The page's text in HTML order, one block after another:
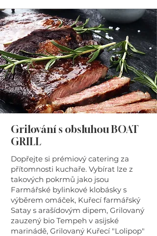
Grilování s obsluhou BOAT
GRILL
Dopřejte si prémiový catering za
přítomnosti kuchaře. Vybírat lze z
takových pokrmů jako jsou
Farmářské bylinkové klobásky s
výběrem omáček, Kuřecí farmářský
Satay s arašídovým dipem, Grilovaný
zauzený bio Tempeh v asijské
marinádě, Grilovaný Kuřecí "Lolipop"